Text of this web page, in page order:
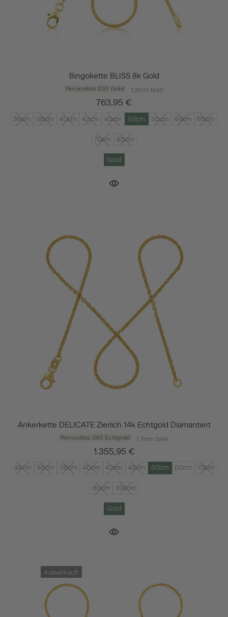
Bingokette BLISS 8k Gold
Recyceltes 333 Gold 1,3mm breit
763,95 €
36cm 38cm 40cm 42cm 45cm 50cm 55cm 60cm 65cm
70cm 80cm
Gold
Ankerkette DELICATE Zierlich 14k Echtgold Diamantiert
Recyceltes 585 Echtgold 1,7mm breit
1.355,95 €
34cm 36cm 38cm 40cm 42cm 45cm 50cm 60cm 70cm
80cm 100cm
Gold
Ausverkauft